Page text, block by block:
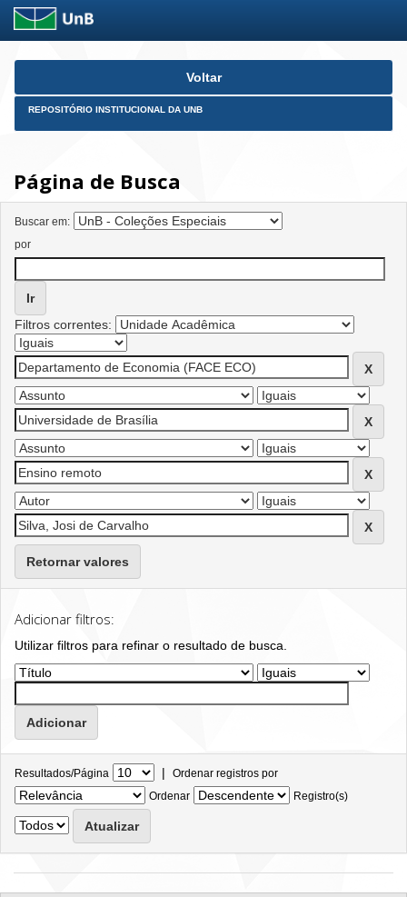
Skip
Voltar
REPOSITÓRIO INSTITUCIONAL DA UNB
Página de Busca
Buscar em:
por
Filtros correntes:
Retornar valores
Adicionar filtros:
Utilizar filtros para refinar o resultado de busca.
Resultados/Página | Ordenar registros por
Ordenar
Registro(s)